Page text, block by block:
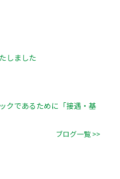
しました
クであるために「接遇・基
ブログ一覧 >>